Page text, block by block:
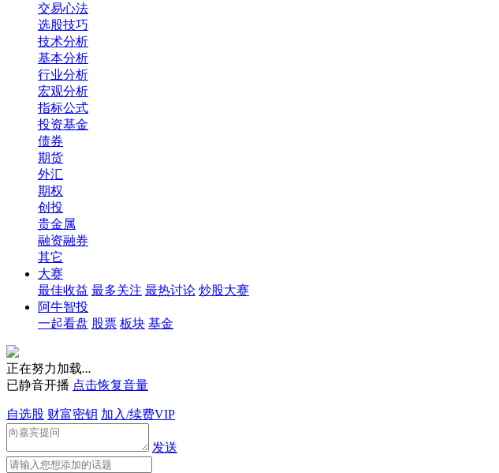
交易心法
选股技巧
技术分析
基本分析
行业分析
宏观分析
指标公式
投资基金
债券
期货
外汇
期权
创投
贵金属
融资融券
其它
大赛
最佳收益 最多关注 最热讨论 炒股大赛
阿牛智投
一起看盘 股票 板块 基金
正在努力加载...
已静音开播 点击恢复音量
自选股 财富密钥 加入/续费VIP
发送